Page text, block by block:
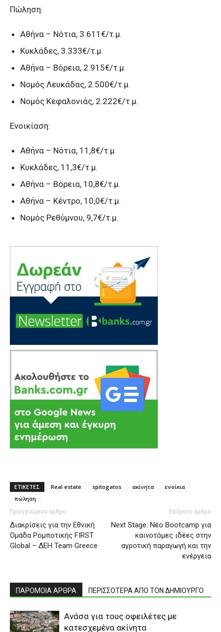
Πώληση:
Αθήνα – Νότια, 3.611€/τ.μ.
Κυκλάδες, 3.333€/τ.μ.
Αθήνα – Βόρεια, 2.915€/τ.μ.
Νομός Λευκάδας, 2.500€/τ.μ.
Νομός Κεφαλονιάς, 2.222€/τ.μ.
Ενοικίαση:
Αθήνα – Νότια, 11,8€/τ.μ.
Κυκλάδες, 11,3€/τ.μ.
Αθήνα – Βόρεια, 10,8€/τ.μ.
Αθήνα – Κέντρο, 10,0€/τ.μ.
Νομός Ρεθύμνου, 9,7€/τ.μ.
ΕΤΙΚΕΤΕΣ Real estate spitogatos ακίνητα
ενοίκια
πώληση
Προηγούμενο άρθρο
Διακρίσεις για την Εθνική
Ομάδα Ρομποτικής FIRST
Global – ΔΕΗ Team Greece
Επόμενο άρθρο
Next Stage: Νέο Bootcamp για
καινοτόμες ιδέες στην
αγροτική παραγωγή και την
ενέργεια
ΠΑΡΟΜΟΙΑ ΑΡΘΡΑ ΠΕΡΙΣΣΟΤΕΡΑ ΑΠΟ ΤΟΝ ΔΗΜΙΟΥΡΓΟ
Ανάσα για τους οφειλέτες με
κατεσχεμένα ακίνητα